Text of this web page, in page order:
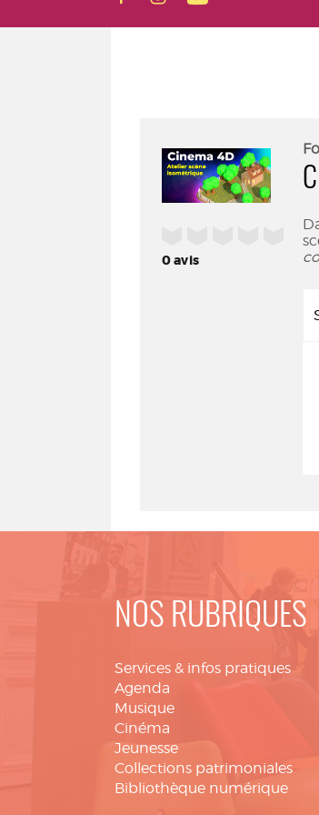
0avis
NOS RUBRIQUES
Services & infos pratiques
Agenda
Musique
Cinéma
Jeunesse
Collections patrimoniales
Bibliothèque numérique